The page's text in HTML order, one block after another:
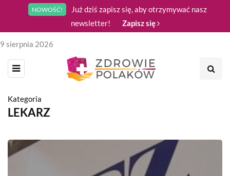
NOWOŚĆ!
Już dziś zapisz się, aby otrzymywać nasz
newsletter!
Zapisz się
9 sierpnia 2026
Kategoria
LEKARZ